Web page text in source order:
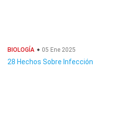
BIOLOGÍA 05 Ene 2025
28 Hechos Sobre Infección